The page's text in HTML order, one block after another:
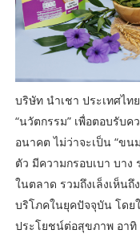
บริษัท นำเชา ประเทศไ
“นวัตกรรม” เพื่อตอบรับ
อนาคต ไม่ว่าจะเป็น “ขน
ตัว มีความกรอบเบา บา
ในตลาด รวมถึงเล็งเห็น
บริโภคในยุคปัจจุบัน โด
ประโยชน์ต่อสุขภาพ อา